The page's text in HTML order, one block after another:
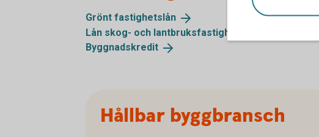
Grönt fastighetslån
Lån skog- och lantbruksfastighet
Byggnadskredit
Hållbar byggbransch